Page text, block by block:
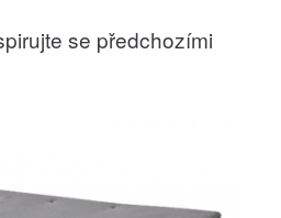
se předchozími